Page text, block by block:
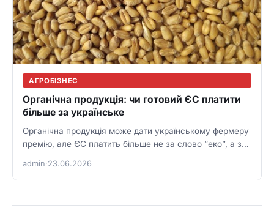
АГРОБІЗНЕС
Органічна продукція: чи готовий ЄС платити
більше за українське
Органічна продукція може дати українському фермеру
премію, але ЄС платить більше не за слово “еко”, а за
admin·23.06.2026